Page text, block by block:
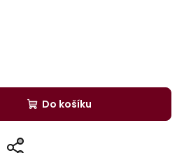
Do košíku